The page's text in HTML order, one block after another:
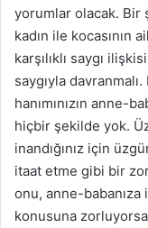
yorumlar olacak. Bir
kadın ile kocasının
karşılıklı saygı
saygıyla
hanımınızın anne-
hiçbir şekilde yok.
inandığınız için
itaat etme gibi bir
onu, anne-
konusuna